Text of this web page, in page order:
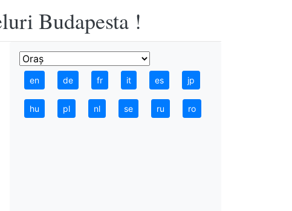
Budapesta !
en de fr it es jp
hu pl nl se ru ro